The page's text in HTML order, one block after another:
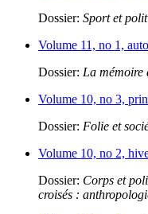
Dossier: Sport et
Volume 11, no 1,
Dossier: La mémoire
Volume 10, no 3,
Dossier: Folie et
Volume 10, no 2,
Dossier: Corps et
croisés :